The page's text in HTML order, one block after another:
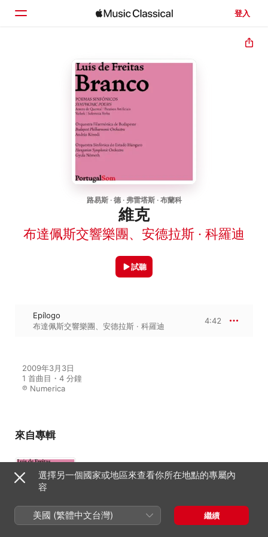
登入
路易斯 · 德 · 弗雷塔斯 · 布蘭科
維克
布達佩斯交響樂團、 安德拉斯 · 科羅迪
試聽
Epílogo
布達佩斯交響樂團
安德拉斯 · 科羅迪
4:42
2009年3月3日
1 首曲目・4 分鐘
℗ Numerica
來自專輯
Symphonic Poems (Antero de
Quental, Paraísos Artificiais,
Symphonic Orchestra
安德拉斯 · 科
羅迪、Gyula NÉMETH
選擇另一個國家或地區來查看你所在地點的專屬內
容
美國 (繁體中文台灣) 繼續